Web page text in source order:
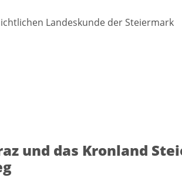
Landeskunde der Steiermark
und das Kronland